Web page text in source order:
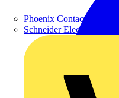
Phoenix Contact
Schneider Electric